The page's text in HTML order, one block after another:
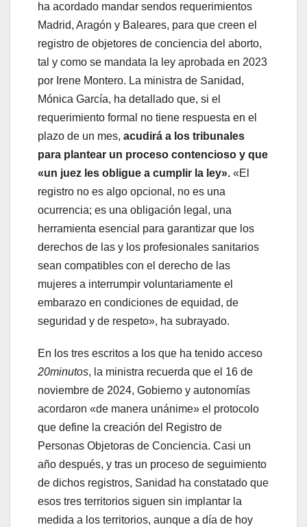
ha acordado mandar sendos requerimientos
Madrid, Aragón y Baleares, para que creen el
registro de objetores de conciencia del aborto,
tal y como se mandata la ley aprobada en 2023
por Irene Montero. La ministra de Sanidad,
Mónica García, ha detallado que, si el
requerimiento formal no tiene respuesta en el
plazo de un mes, acudirá a los tribunales
para plantear un proceso contencioso y que
«un juez les obligue a cumplir la ley». «El
registro no es algo opcional, no es una
ocurrencia; es una obligación legal, una
herramienta esencial para garantizar que los
derechos de las y los profesionales sanitarios
sean compatibles con el derecho de las
mujeres a interrumpir voluntariamente el
embarazo en condiciones de equidad, de
seguridad y de respeto», ha subrayado.
En los tres escritos a los que ha tenido acceso
20minutos, la ministra recuerda que el 16 de
noviembre de 2024, Gobierno y autonomías
acordaron «de manera unánime» el protocolo
que define la creación del Registro de
Personas Objetoras de Conciencia. Casi un
año después, y tras un proceso de seguimiento
de dichos registros, Sanidad ha constatado que
esos tres territorios siguen sin implantar la
medida a los territorios, aunque a día de hoy